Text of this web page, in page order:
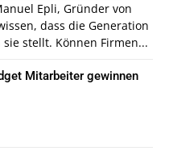
Epli, Gründer von
dass die Generation
stellt. Können Firmen...
Mitarbeiter gewinnen